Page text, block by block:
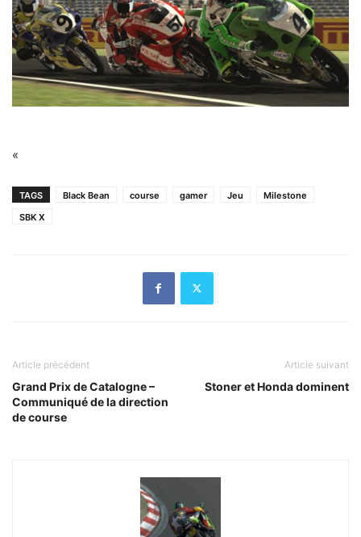
«
TAGS Black Bean course gamer Jeu
Milestone
SBK X
Article précédent
Grand Prix de Catalogne –
Communiqué de la direction
de course
Article suivant
Stoner et Honda dominent